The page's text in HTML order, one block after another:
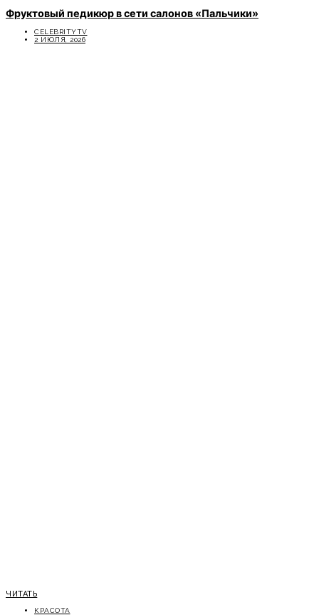
Фруктовый педикюр в сети салонов «Пальчики»
CELEBRITYTV
2 ИЮЛЯ, 2026
ЧИТАТЬ
КРАСОТА